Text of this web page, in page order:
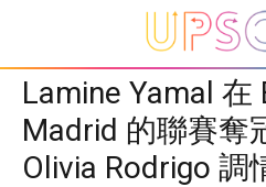
Lamine Yamal 在
Madrid 的聯賽奪
Olivia Rodrigo 調